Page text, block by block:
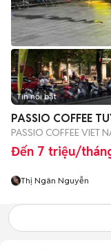
Tin nổi bật
PASSIO COFFEE
PASSIO COFFEE VIET
Đến 7 triệu/
Thị Ngân Nguyễn